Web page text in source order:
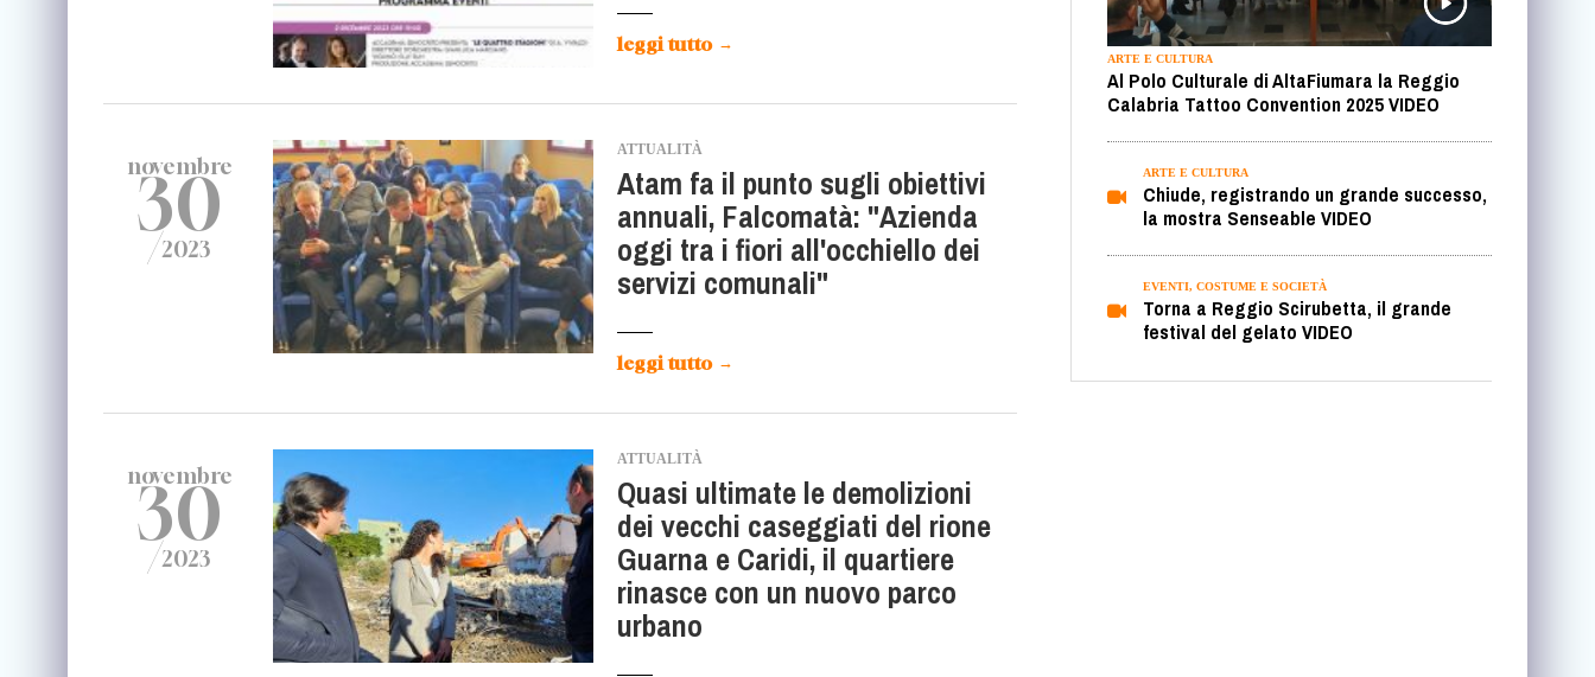
leggi tutto →
novembre
30
/2023
ATTUALITÀ
Atam fa il punto sugli obiettivi
annuali, Falcomatà: "Azienda
oggi tra i fiori all'occhiello dei
servizi comunali"
leggi tutto →
novembre
30
/2023
ATTUALITÀ
Quasi ultimate le demolizioni
dei vecchi caseggiati del rione
Guarna e Caridi, il quartiere
rinasce con un nuovo parco
urbano
ARTE E CULTURA
Al Polo Culturale di AltaFiumara la Reggio
Calabria Tattoo Convention 2025 VIDEO
ARTE E CULTURA
Chiude, registrando un grande successo,
la mostra Senseable VIDEO
EVENTI, COSTUME E SOCIETÀ
Torna a Reggio Scirubetta, il grande
festival del gelato VIDEO